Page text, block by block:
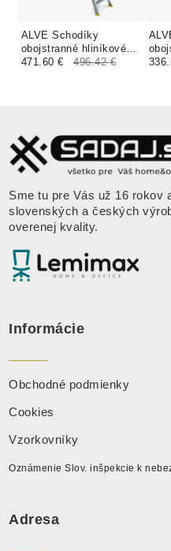
ALVE Schodíky
obojstranné hliníkové
9412 PROFI PLUS
471.60 € 496.42 €
Sme tu pre Vás už 16 rokov
slovenských a českých
overenej kvality.
Informácie
Obchodné podmienky
Cookies
Vzorkovníky
Oznámenie Slov. inšpekcie k
Adresa